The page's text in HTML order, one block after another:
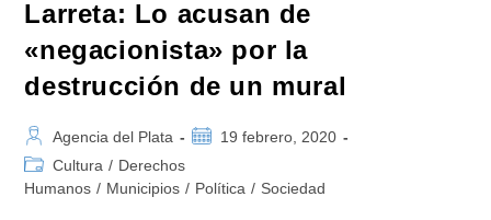
Larreta: Lo acusan de
«negacionista» por la
destrucción de un mural
Autor
de
la
Agencia del Plata
Publicación
la
19 febrero, 2020
Categoría
de
Cultura / Derechos
Humanos / Municipios / Política / Sociedad